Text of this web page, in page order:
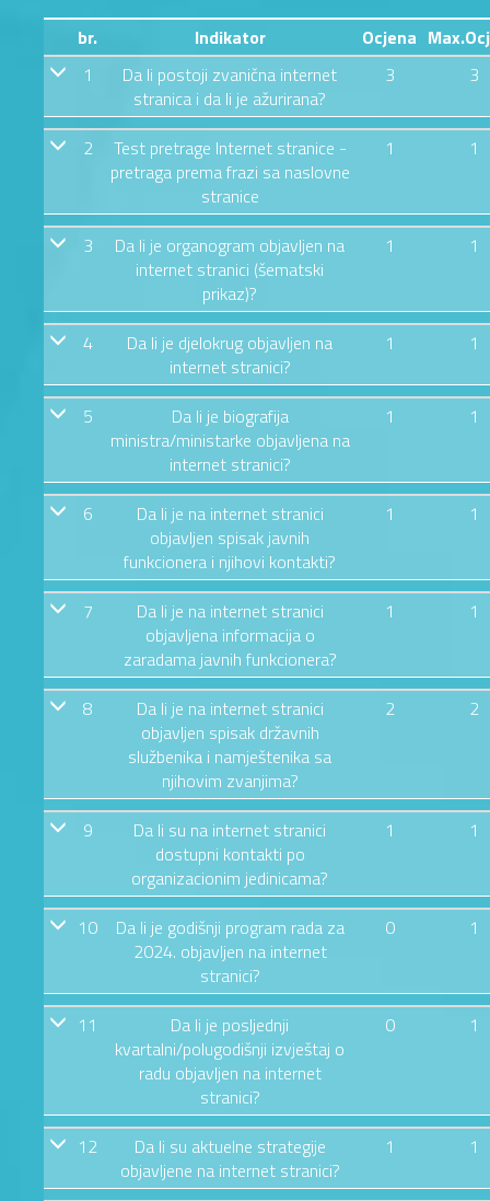
br. Indikator Ocjena
1
Da li postoji zvanična internet
stranica i da li je ažurirana?
3 3
2
Test pretrage Internet stranice -
pretraga prema frazi sa naslovne
stranice
1 1
3
Da li je organogram objavljen na
internet stranici (šematski
prikaz)?
1 1
4
Da li je djelokrug objavljen na
internet stranici?
1 1
5
Da li je biografija
ministra/ministarke objavljena na
internet stranici?
1 1
6
Da li je na internet stranici
objavljen spisak javnih
funkcionera i njihovi kontakti?
1 1
7
Da li je na internet stranici
objavljena informacija o
zaradama javnih funkcionera?
1 1
8
Da li je na internet stranici
objavljen spisak državnih
službenika i namještenika sa
njihovim zvanjima?
2 2
9
Da li su na internet stranici
dostupni kontakti po
organizacionim jedinicama?
1 1
10
Da li je godišnji program rada za
2024. objavljen na internet
stranici?
0 1
11
Da li je posljednji
kvartalni/polugodišnji izvještaj o
radu objavljen na internet
stranici?
0 1
12
Da li su aktuelne strategije
objavljene na internet stranici?
1 1